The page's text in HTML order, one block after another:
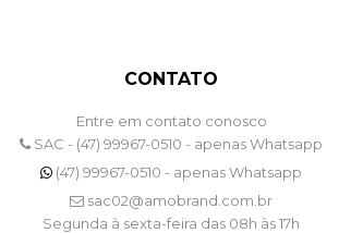
CONTATO
Entre em contato conosco
SAC - (47) 99967-0510 - apenas Whatsapp
(47) 99967-0510 - apenas Whatsapp
sac02@amobrand.com.br
Segunda à sexta-feira das 08h às 17h